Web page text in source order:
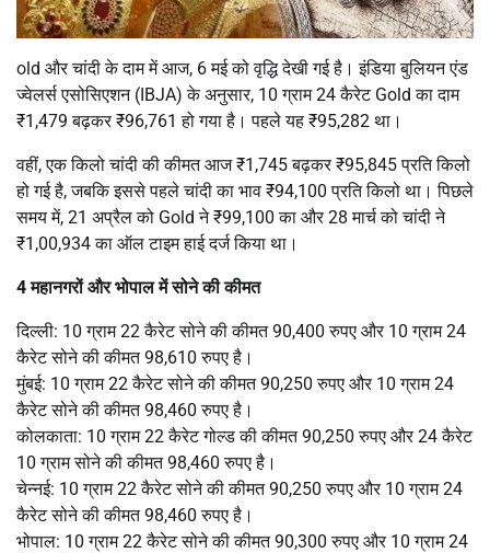
old और चांदी के दाम में आज, 6 मई को वृद्धि देखी गई है। इंडिया बुलियन एंड
ज्वेलर्स एसोसिएशन (IBJA) के अनुसार, 10 ग्राम 24 कैरेट Gold का दाम
₹1,479 बढ़कर ₹96,761 हो गया है। पहले यह ₹95,282 था।
वहीं, एक किलो चांदी की कीमत आज ₹1,745 बढ़कर ₹95,845 प्रति किलो
हो गई है, जबकि इससे पहले चांदी का भाव ₹94,100 प्रति किलो था। पिछले
समय में, 21 अप्रैल को Gold ने ₹99,100 का और 28 मार्च को चांदी ने
₹1,00,934 का ऑल टाइम हाई दर्ज किया था।
4 महानगरों और भोपाल में सोने की कीमत
दिल्ली: 10 ग्राम 22 कैरेट सोने की कीमत 90,400 रुपए और 10 ग्राम 24
कैरेट सोने की कीमत 98,610 रुपए है।
मुंबई: 10 ग्राम 22 कैरेट सोने की कीमत 90,250 रुपए और 10 ग्राम 24
कैरेट सोने की कीमत 98,460 रुपए है।
कोलकाता: 10 ग्राम 22 कैरेट गोल्ड की कीमत 90,250 रुपए और 24 कैरेट
10 ग्राम सोने की कीमत 98,460 रुपए है।
चेन्नई: 10 ग्राम 22 कैरेट सोने की कीमत 90,250 रुपए और 10 ग्राम 24
कैरेट सोने की कीमत 98,460 रुपए है।
भोपाल: 10 ग्राम 22 कैरेट सोने की कीमत 90,300 रुपए और 10 ग्राम 24